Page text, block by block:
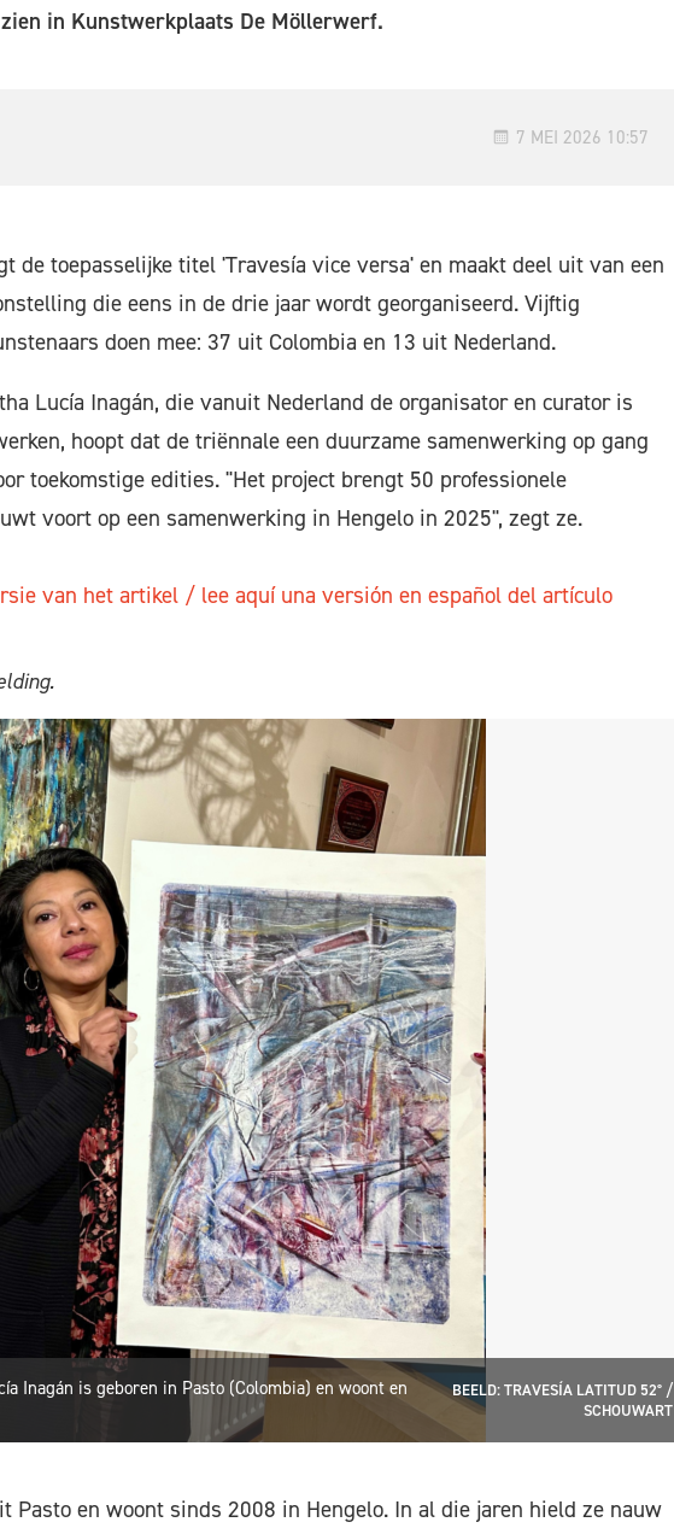
in Kunstwerkplaats De Möllerwerf.
7 MEI 2026 10:57
de toepasselijke titel 'Travesía vice versa' en maakt deel uit van een
die eens in de drie jaar wordt georganiseerd. Vijftig
doen mee: 37 uit Colombia en 13 uit Nederland.
Lucía Inagán, die vanuit Nederland de organisator en curator is
hoopt dat de triënnale een duurzame samenwerking op gang
toekomstige edities. "Het project brengt 50 professionele
voort op een samenwerking in Hengelo in 2025", zegt ze.
van het artikel / lee aquí una versión en español del artículo
Inagán is geboren in Pasto (Colombia) en woont en
BEELD: TRAVESÍA LATITUD 52° /
SCHOUWART
Pasto en woont sinds 2008 in Hengelo. In al die jaren hield ze nauw